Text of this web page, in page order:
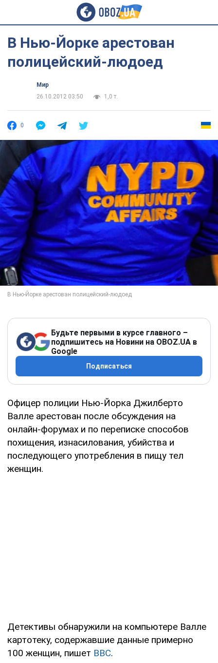
В Нью-Йорке арестован
полицейский-людоед
Мир
26.10.2012 03:50
1,0 т.
0
Будьте первыми в курсе главного –
подпишитесь на Новини на OBOZ.UA в
Google
Подписаться
Офицер полиции Нью-Йорка Джилберто
Валле арестован после обсуждения на
онлайн-форумах и по переписке способов
похищения, изнасилования, убийства и
последующего употребления в пищу тел
женщин.
Детективы обнаружили на компьютере Валле
картотеку, содержавшие данные примерно
100 женщин, пишет ВВС.